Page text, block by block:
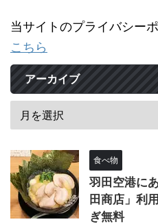
当サイトのプライバシー
こちら
アーカイブ
食べ物
羽田空港に
田商店」利
ぎ無料